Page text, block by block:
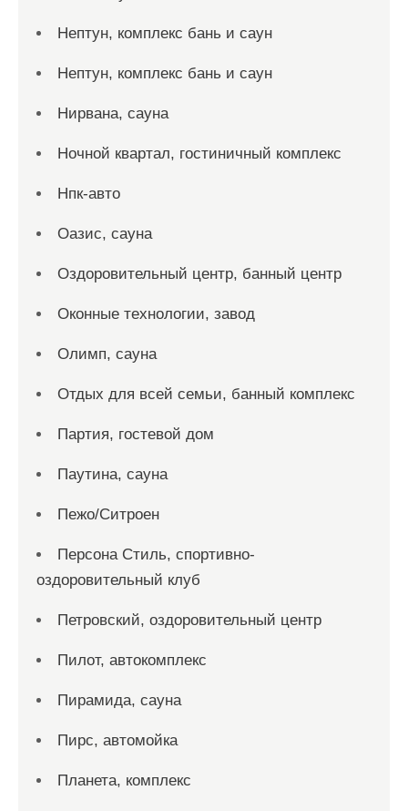
Нептун, комплекс бань и саун
Нептун, комплекс бань и саун
Нирвана, сауна
Ночной квартал, гостиничный комплекс
Нпк-авто
Оазис, сауна
Оздоровительный центр, банный центр
Оконные технологии, завод
Олимп, сауна
Отдых для всей семьи, банный комплекс
Партия, гостевой дом
Паутина, сауна
Пежо/Ситроен
Персона Стиль, спортивно-
оздоровительный клуб
Петровский, оздоровительный центр
Пилот, автокомплекс
Пирамида, сауна
Пирс, автомойка
Планета, комплекс